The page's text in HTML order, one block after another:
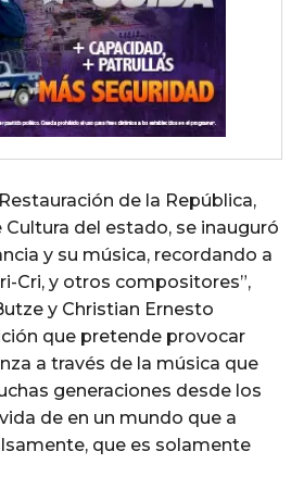
de la República,
Cultura del estado, se inauguró
y su música, recordando a
Cri, y otros compositores”,
y Christian Ernesto
que pretende provocar
a través de la música que
generaciones desde los
de en un mundo que a
que es solamente